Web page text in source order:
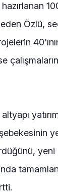
Özlü,